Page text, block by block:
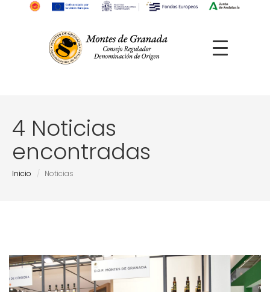
4 Noticias
encontradas
Inicio Noticias